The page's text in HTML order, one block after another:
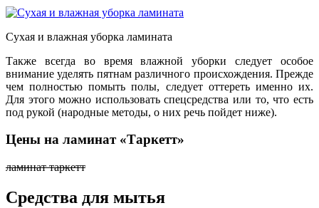
Сухая и влажная уборка ламината
Также всегда во время влажной уборки следует особое
внимание уделять пятнам различного происхождения. Прежде
чем полностью помыть полы, следует оттереть именно их.
Для этого можно использовать спецсредства или то, что есть
под рукой (народные методы, о них речь пойдет ниже).
Цены на ламинат «Таркетт»
ламинат таркетт
Средства для мытья